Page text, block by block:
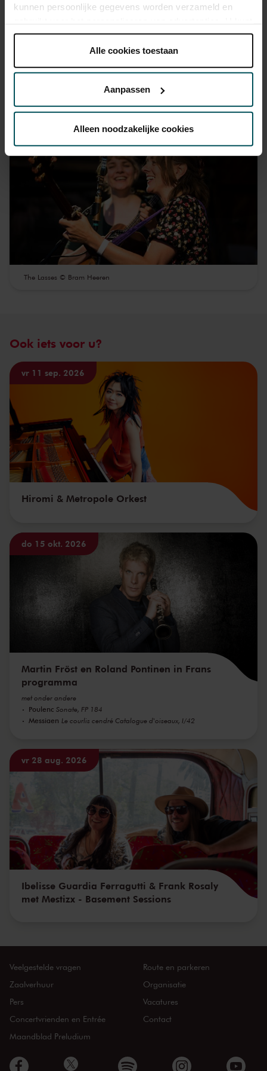
kunnen persoonlijke gegevens worden verzameld en
onder 'aanpassen' zelf welke cookies wij mogen
Lees onze cookieverklaring hier. Lees onze
Via decookieverklaringop onze website kunt u uw
We werken samen met32 derdendie uw gegevens
kunnen ontvangen en verwerken.
Alle cookies toestaan
Aanpassen
Alleen noodzakelijke cookies
The Lasses © Bram Heeren
Ook iets voor u?
vr 11 sep. 2026
Hiromi & Metropole Orkest
do 15 okt. 2026
Martin Fröst en Roland Pontinen in Frans
programma
met onder andere
Poulenc Sonate, FP 184
Messiaen Le courlis cendré Catalogue d'oiseaux, I/42
vr 28 aug. 2026
Ibelisse Guardia Ferragutti & Frank Rosaly
met Mestizx - Basement Sessions
Veelgestelde vragen
Zaalverhuur
Pers
Concertvrienden en Entrée
Maandblad Preludium
Route en parkeren
Organisatie
Vacatures
Contact